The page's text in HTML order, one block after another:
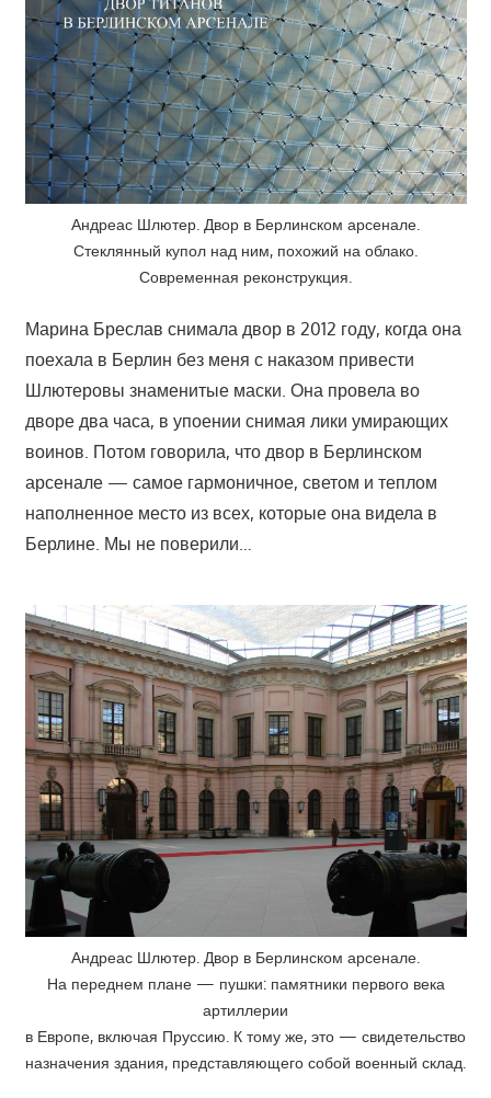
Андреас Шлютер. Двор в Берлинском арсенале.
Стеклянный купол над ним, похожий на облако.
Современная реконструкция.
Марина Бреслав снимала двор в 2012 году, когда она
поехала в Берлин без меня с наказом привести
Шлютеровы знаменитые маски. Она провела во
дворе два часа, в упоении снимая лики умирающих
воинов. Потом говорила, что двор в Берлинском
арсенале — самое гармоничное, светом и теплом
наполненное место из всех, которые она видела в
Берлине. Мы не поверили…
Андреас Шлютер. Двор в Берлинском арсенале.
На переднем плане — пушки: памятники первого века
артиллерии
в Европе, включая Пруссию. К тому же, это — свидетельство
назначения здания, представляющего собой военный склад.